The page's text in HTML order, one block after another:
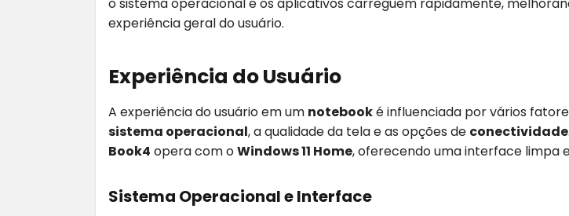
o sistema operacional e os aplicativos carreguem rapidamente,
experiência geral do usuário.
Experiência do Usuário
A experiência do usuário em um notebooké influenciada por vários
sistema operacional, a qualidade da tela e as opções de conectividade
Book4 opera com oWindows 11 Home, oferecendo uma interface limpa
Sistema Operacional e Interface